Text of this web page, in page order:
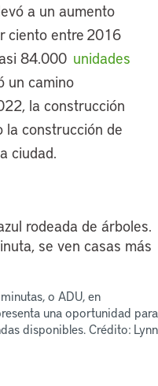
a un aumento
ciento entre 2016
84.000 unidades
un camino
la construcción
la construcción de
ciudad.
o ADU, en
una oportunidad para
disponibles. Crédito: Lynn